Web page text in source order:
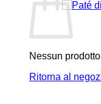
Nessun
Ritorna al